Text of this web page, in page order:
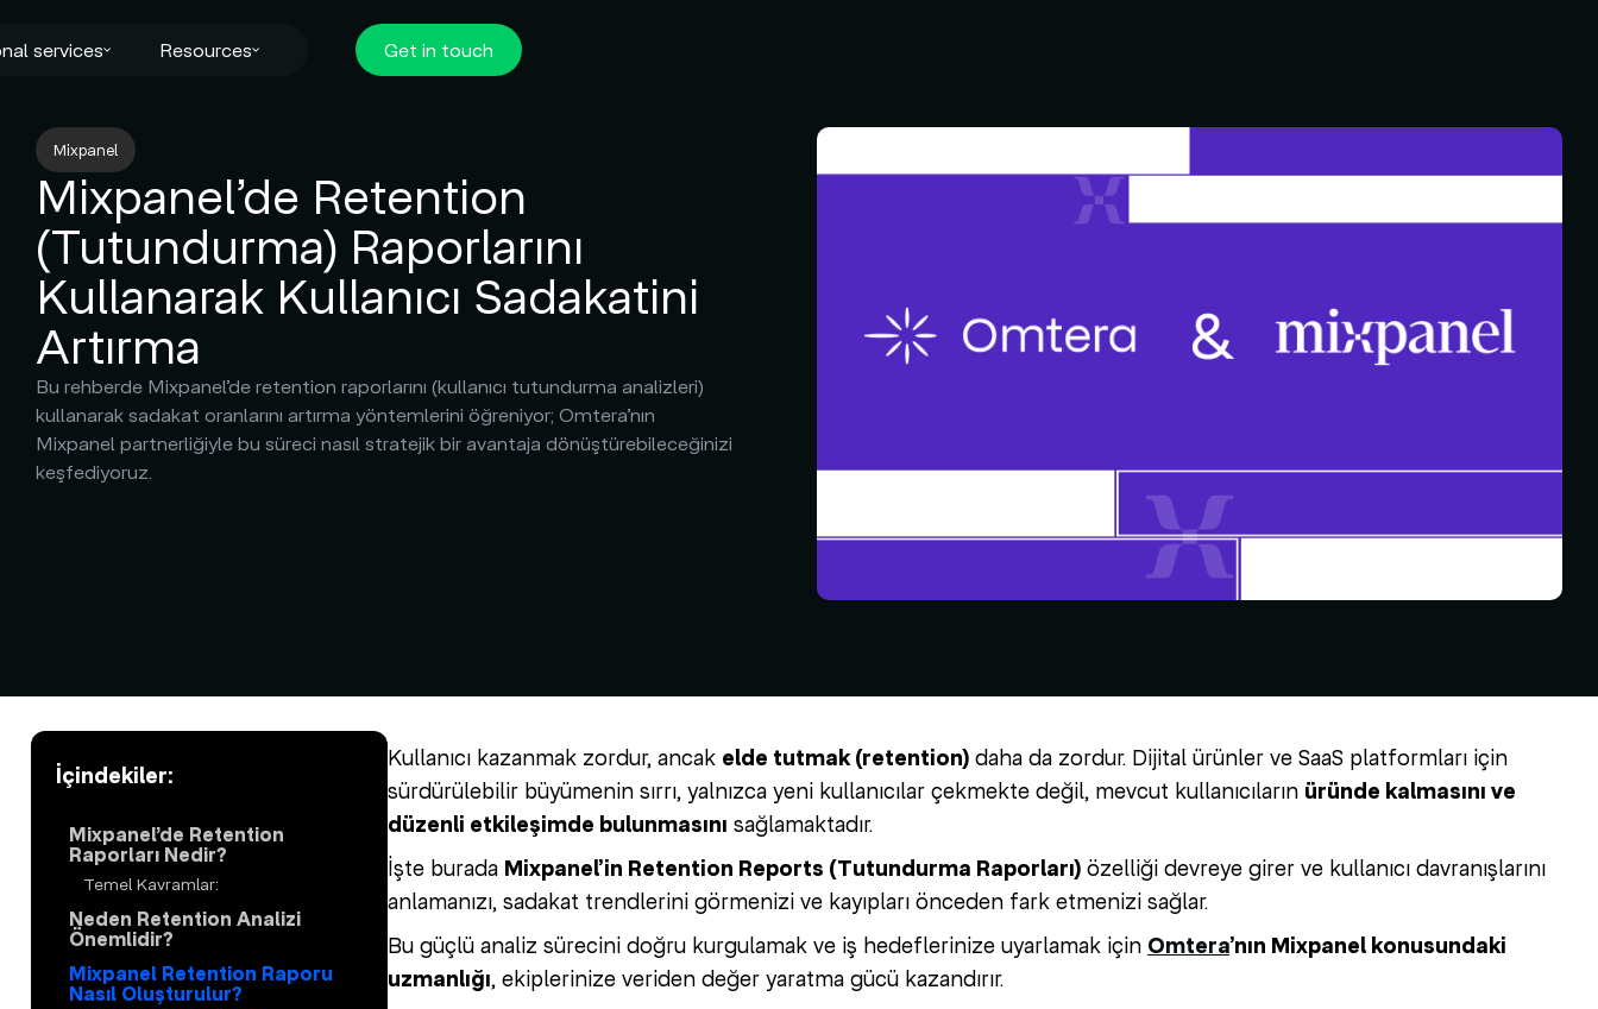
services Resources Get in touch
Mixpanel
Mixpanel’de Retention
(Tutundurma) Raporlarını
Kullanarak Kullanıcı Sadakatini
Artırma
Bu rehberde Mixpanel’de retention raporlarını (kullanıcı tutundurma analizleri)
kullanarak sadakat oranlarını artırma yöntemlerini öğreniyor; Omtera’nın
Mixpanel partnerliğiyle bu süreci nasıl stratejik bir avantaja dönüştürebileceğinizi
keşfediyoruz.
İçindekiler:
Mixpanel’de Retention
Raporları Nedir?
Temel Kavramlar:
Neden Retention Analizi
Önemlidir?
Mixpanel Retention Raporu
Nasıl Oluşturulur?
Kullanıcı kazanmak zordur, ancak elde tutmak (retention) daha da zordur. Dijital ürünler ve SaaS platformları için
sürdürülebilir büyümenin sırrı, yalnızca yeni kullanıcılar çekmekte değil, mevcut kullanıcıların üründe kalmasını ve
düzenli etkileşimde bulunmasını sağlamaktadır.
İşte burada Mixpanel’in Retention Reports (Tutundurma Raporları) özelliği devreye girer ve kullanıcı davranışlarını
anlamanızı, sadakat trendlerini görmenizi ve kayıpları önceden fark etmenizi sağlar.
Bu güçlü analiz sürecini doğru kurgulamak ve iş hedeflerinize uyarlamak için Omtera’nın Mixpanel konusundaki
uzmanlığı, ekiplerinize veriden değer yaratma gücü kazandırır.